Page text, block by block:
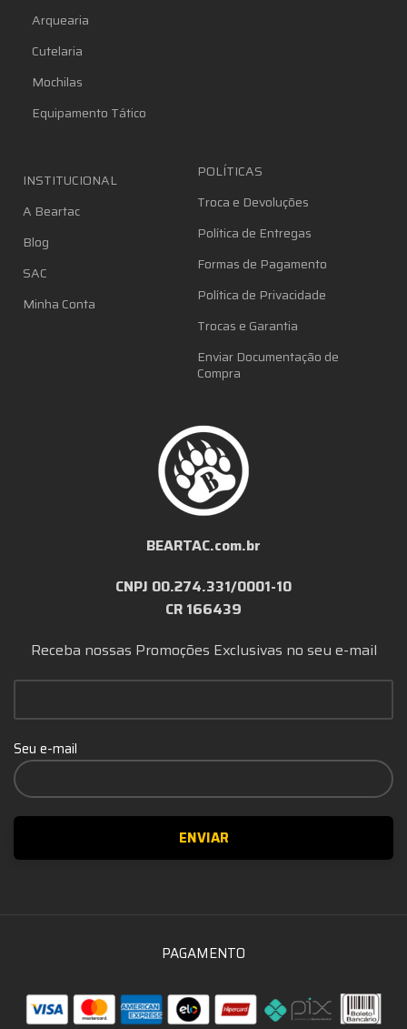
Arquearia
Cutelaria
Mochilas
Equipamento Tático
INSTITUCIONAL
A Beartac
Blog
SAC
Minha Conta
POLÍTICAS
Troca e Devoluções
Política de Entregas
Formas de Pagamento
Política de Privacidade
Trocas e Garantia
Enviar Documentação de
Compra
BEARTAC.com.br
CNPJ 00.274.331/0001-10
CR 166439
Receba nossas Promoções Exclusivas no seu e-mail
Seu e-mail
PAGAMENTO